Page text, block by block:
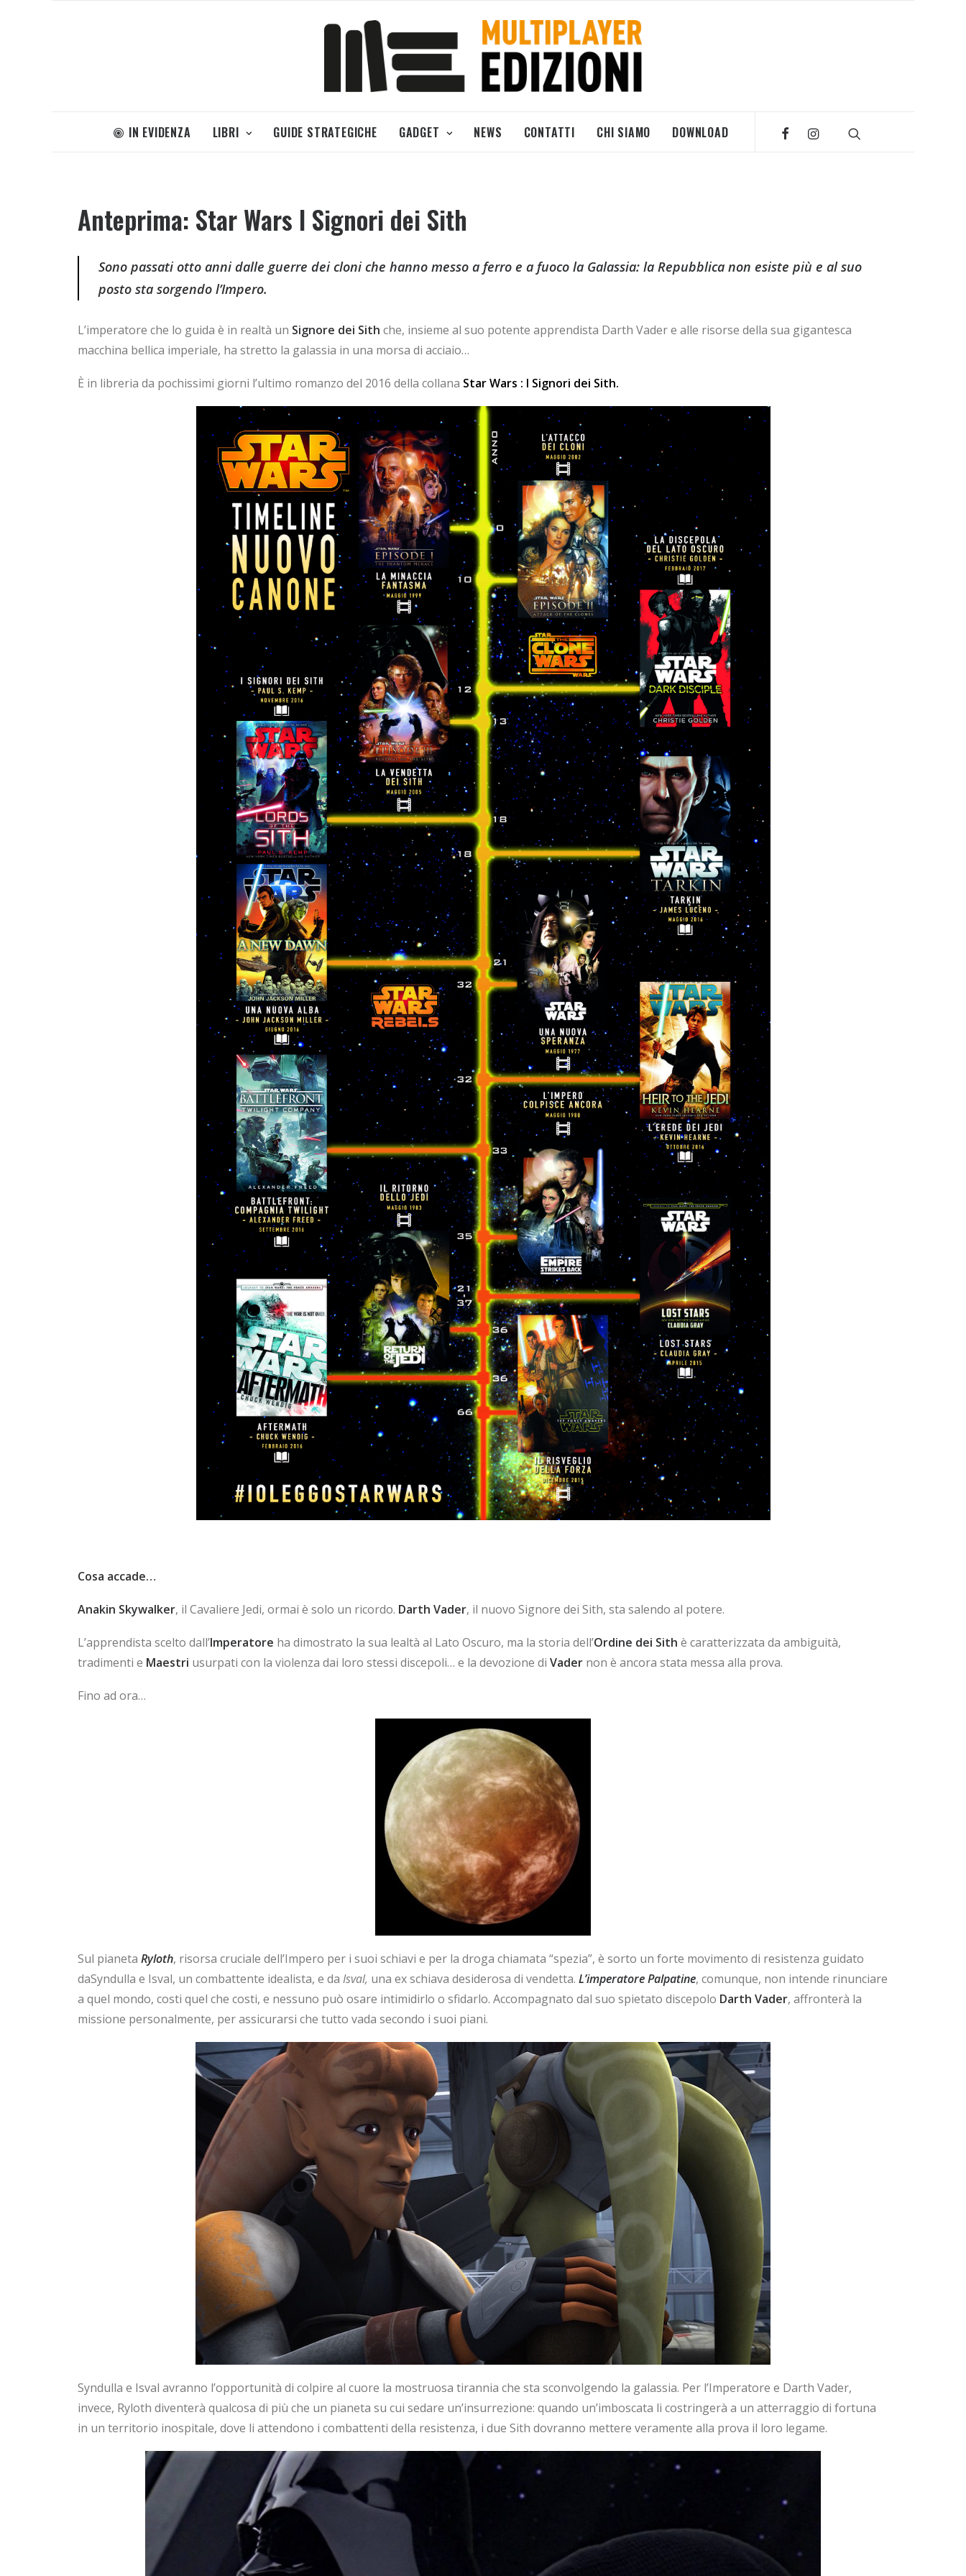
IN EVIDENZA LIBRI GUIDE STRATEGICHE GADGET NEWS CONTATTI CHI SIAMO DOWNLOAD
Anteprima: Star Wars I Signori dei Sith
Sono passati otto anni dalle guerre dei cloni che hanno messo a ferro e a fuoco la Galassia: la Repubblica non esiste più e al suo
posto sta sorgendo l’Impero.
L’imperatore che lo guida è in realtà un Signore dei Sith che, insieme al suo potente apprendista Darth Vader e alle risorse della sua gigantesca
macchina bellica imperiale, ha stretto la galassia in una morsa di acciaio…
È in libreria da pochissimi giorni l’ultimo romanzo del 2016 della collana Star Wars : I Signori dei Sith.
Cosa accade…
Anakin Skywalker, il Cavaliere Jedi, ormai è solo un ricordo. Darth Vader, il nuovo Signore dei Sith, sta salendo al potere.
L’apprendista scelto dall’Imperatore ha dimostrato la sua lealtà al Lato Oscuro, ma la storia dell’Ordine dei Sith è caratterizzata da ambiguità,
tradimenti e Maestri usurpati con la violenza dai loro stessi discepoli… e la devozione di Vader non è ancora stata messa alla prova.
Fino ad ora…
Sul pianeta Ryloth, risorsa cruciale dell’Impero per i suoi schiavi e per la droga chiamata “spezia”, è sorto un forte movimento di resistenza guidato
daSyndulla e Isval, un combattente idealista, e da Isval, una ex schiava desiderosa di vendetta. L’imperatore Palpatine, comunque, non intende rinunciare
a quel mondo, costi quel che costi, e nessuno può osare intimidirlo o sfidarlo. Accompagnato dal suo spietato discepolo Darth Vader, affronterà la
missione personalmente, per assicurarsi che tutto vada secondo i suoi piani.
Syndulla e Isval avranno l’opportunità di colpire al cuore la mostruosa tirannia che sta sconvolgendo la galassia. Per l’Imperatore e Darth Vader,
invece, Ryloth diventerà qualcosa di più che un pianeta su cui sedare un’insurrezione: quando un’imboscata li costringerà a un atterraggio di fortuna
in un territorio inospitale, dove li attendono i combattenti della resistenza, i due Sith dovranno mettere veramente alla prova il loro legame.